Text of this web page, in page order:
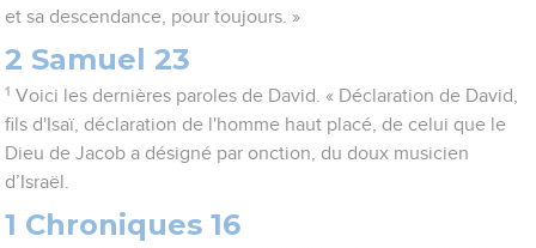
et sa descendance, pour toujours. »
2 Samuel 23
1 Voici les dernières paroles de David. « Déclaration de David,
fils d'Isaï, déclaration de l'homme haut placé, de celui que le
Dieu de Jacob a désigné par onction, du doux musicien
d’Israël.
1 Chroniques 16